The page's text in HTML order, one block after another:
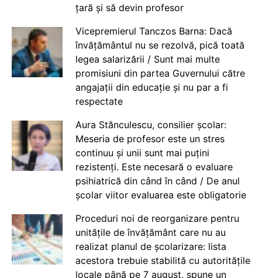
țară și să devin profesor
Vicepremierul Tanczos Barna: Dacă
învățământul nu se rezolvă, pică toată
legea salarizării / Sunt mai multe
promisiuni din partea Guvernului către
angajații din educație și nu par a fi
respectate
Aura Stănculescu, consilier școlar:
Meseria de profesor este un stres
continuu și unii sunt mai puțini
rezistenți. Este necesară o evaluare
psihiatrică din când în când / De anul
școlar viitor evaluarea este obligatorie
Proceduri noi de reorganizare pentru
unitățile de învățământ care nu au
realizat planul de școlarizare: lista
acestora trebuie stabilită cu autoritățile
locale până pe 7 august, spune un